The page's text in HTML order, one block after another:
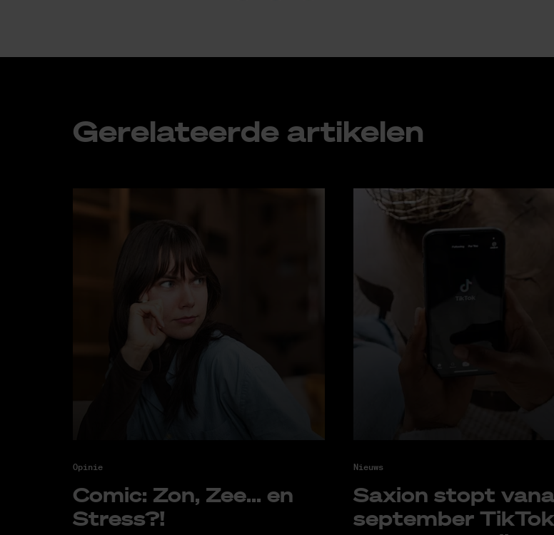
Ge­re­la­teer­de ar­ti­ke­len
Opinie
Co­mic: Zon, Zee... en
Stress?!
Nieuws
Saxi­on stopt
sep­tem­ber